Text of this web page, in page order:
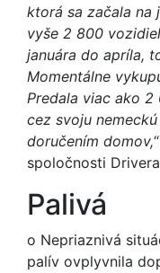
ktorá sa začala na
vyše 2 800
januára do apríla,
Momentálne
Predala viac ako
cez svoju
doručením domov,
spoločnosti
Palivá
o Nepriaznivá
palív ovplyvnila